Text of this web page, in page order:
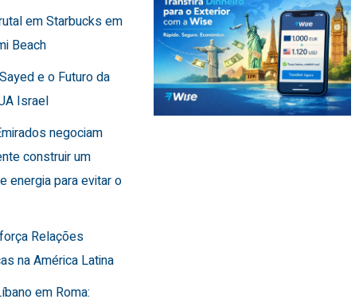
em Starbucks em
Beach
e o Futuro da
Israel
negociam
construir um
energia para evitar o
Relações
na América Latina
em Roma: